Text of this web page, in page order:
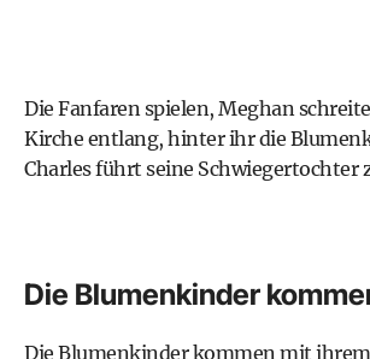
Die Fanfaren spielen, Meghan
Kirche entlang, hinter ihr die
Charles führt seine Schwiegertochter
Die Blumenkinder
Die Blumenkinder kommen mit